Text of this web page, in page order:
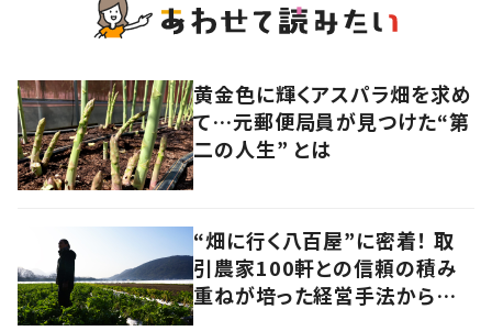
黄金色に輝くアスパラ畑を求め
て…元郵便局員が見つけた“第
二の人生” とは
“畑に行く八百屋”に密着！ 取
引農家100軒との信頼の積み
重ねが培った経営手法から見